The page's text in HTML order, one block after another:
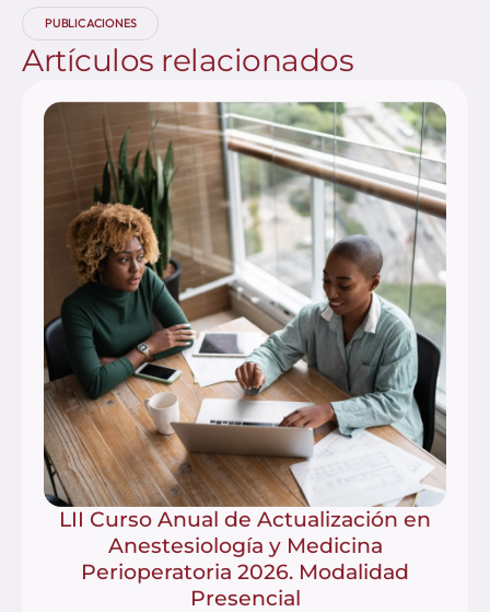
PUBLICACIONES
Artículos relacionados
LII Curso Anual de Actualización en
Anestesiología y Medicina
Perioperatoria 2026. Modalidad
Presencial